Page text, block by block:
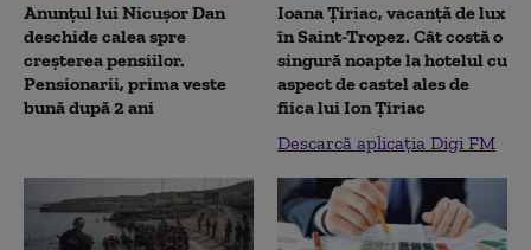
Anunțul lui Nicușor Dan
deschide calea spre
creșterea pensiilor.
Pensionarii, prima veste
bună după 2 ani
Ioana Țiriac, vacanță de lux
în Saint-Tropez. Cât costă o
singură noapte la hotelul cu
aspect de castel ales de
fiica lui Ion Țiriac
Descarcă aplicația Digi FM